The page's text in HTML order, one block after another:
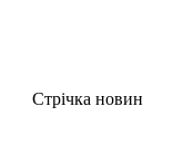
Стрічка новин